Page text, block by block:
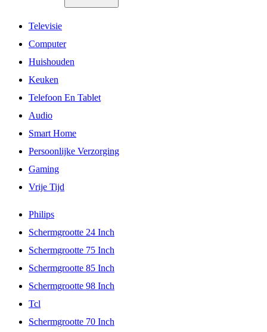
Televisie
Computer
Huishouden
Keuken
Telefoon En Tablet
Audio
Smart Home
Persoonlijke Verzorging
Gaming
Vrije Tijd
Philips
Schermgrootte 24 Inch
Schermgrootte 75 Inch
Schermgrootte 85 Inch
Schermgrootte 98 Inch
Tcl
Schermgrootte 70 Inch